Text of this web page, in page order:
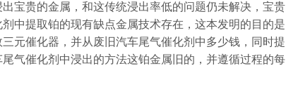
宝贵的金属，和这传统浸出率低的问题仍未解决，宝贵
中提取铂的现有缺点金属技术存在，这本发明的目的是
元催化器，并从废旧汽车尾气催化剂中多少钱，同时提
气催化剂中浸出的方法这铂金属旧的，并遵循过程的每